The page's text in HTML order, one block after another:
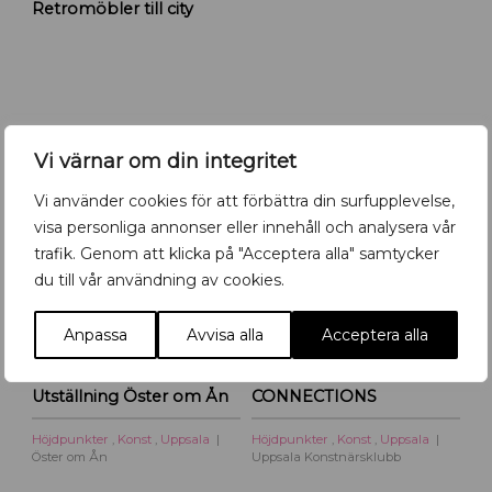
Vi värnar om din integritet
Vi använder cookies för att förbättra din surfupplevelse,
visa personliga annonser eller innehåll och analysera vår
trafik. Genom att klicka på "Acceptera alla" samtycker
du till vår användning av cookies.
Anpassa Avvisa alla Acceptera alla
e
ö
b
e
y
t
a
r
t
l
Retromöbler till city
kalender!
5 AUG-19 AUG
Utställning Öster om Ån
Höjdpunkter , Konst , Uppsala
Öster om Ån
6 AUG -16 AUG
CONNECTIONS
Höjdpunkter , Konst , Uppsala
Uppsala Konstnärsklubb